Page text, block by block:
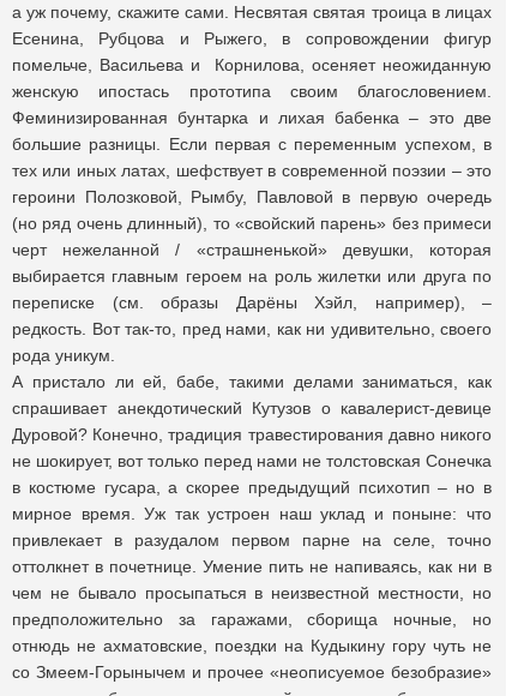
а уж почему, скажите сами. Несвятая святая троица в лицах
Есенина, Рубцова и Рыжего, в сопровождении фигур
помельче, Васильева и Корнилова, осеняет неожиданную
женскую ипостась прототипа своим благословением.
Феминизированная бунтарка и лихая бабенка – это две
большие разницы. Если первая с переменным успехом, в
тех или иных латах, шефствует в современной поэзии – это
героини Полозковой, Рымбу, Павловой в первую очередь
(но ряд очень длинный), то «свойский парень» без примеси
черт нежеланной / «страшненькой» девушки, которая
выбирается главным героем на роль жилетки или друга по
переписке (см. образы Дарёны Хэйл, например), –
редкость. Вот так-то, пред нами, как ни удивительно, своего
рода уникум.
А пристало ли ей, бабе, такими делами заниматься, как
спрашивает анекдотический Кутузов о кавалерист-девице
Дуровой? Конечно, традиция травестирования давно никого
не шокирует, вот только перед нами не толстовская Сонечка
в костюме гусара, а скорее предыдущий психотип – но в
мирное время. Уж так устроен наш уклад и поныне: что
привлекает в разудалом первом парне на селе, точно
оттолкнет в почетнице. Умение пить не напиваясь, как ни в
чем не бывало просыпаться в неизвестной местности, но
предположительно за гаражами, сборища ночные, но
отнюдь не ахматовские, поездки на Кудыкину гору чуть не
со Змеем-Горынычем и прочее «неописуемое безобразие»